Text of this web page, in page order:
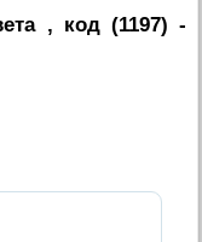
, код (1197) -